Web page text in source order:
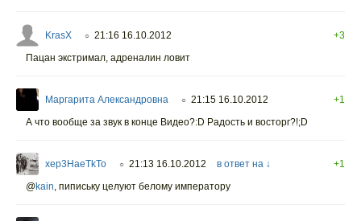
KrasX ○ 21:16 16.10.2012
+3
Пацан экстримал, адреналин ловит
Маргарита Александровна ○ 21:15 16.10.2012
+1
А что вообще за звук в конце Видео?:D Радость и восторг?!;D
xep3HaeTkTo ○ 21:13 16.10.2012 в ответ на ↓
+1
@kain пипиську целуют белому императору